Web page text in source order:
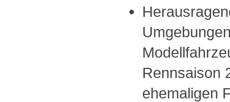
Rennsaison
ehemaligen